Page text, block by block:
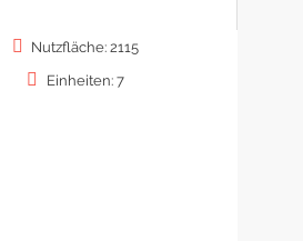
Nutzfläche: 2115
Einheiten: 7